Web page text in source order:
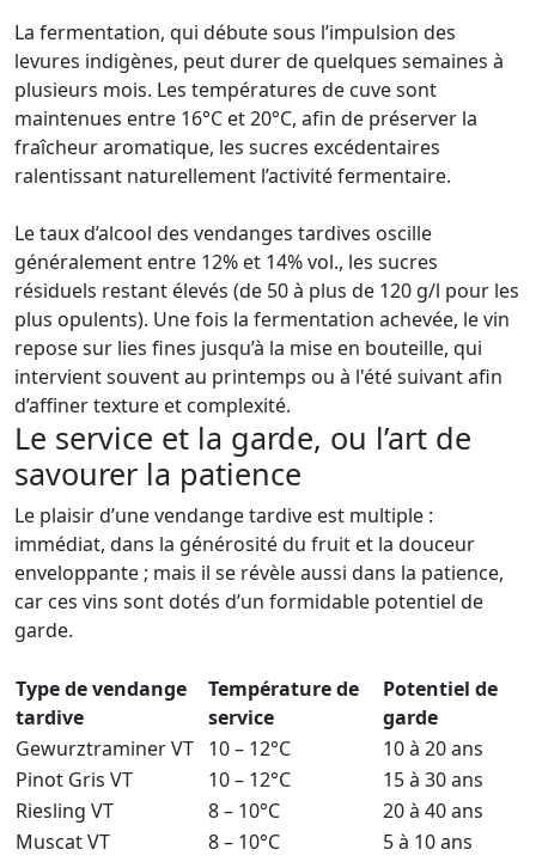
La fermentation, qui débute sous l’impulsion des
levures indigènes, peut durer de quelques semaines à
plusieurs mois. Les températures de cuve sont
maintenues entre 16°C et 20°C, afin de préserver la
fraîcheur aromatique, les sucres excédentaires
ralentissant naturellement l’activité fermentaire.
Le taux d’alcool des vendanges tardives oscille
généralement entre 12% et 14% vol., les sucres
résiduels restant élevés (de 50 à plus de 120 g/l pour les
plus opulents). Une fois la fermentation achevée, le vin
repose sur lies fines jusqu’à la mise en bouteille, qui
intervient souvent au printemps ou à l'été suivant afin
d’affiner texture et complexité.
Le service et la garde, ou l’art de
savourer la patience
Le plaisir d’une vendange tardive est multiple :
immédiat, dans la générosité du fruit et la douceur
enveloppante ; mais il se révèle aussi dans la patience,
car ces vins sont dotés d’un formidable potentiel de
garde.
Type de vendange
tardive
Température de
service
Potentiel de
garde
Gewurztraminer VT 10 – 12°C
10 à 20 ans
Pinot Gris VT
10 – 12°C
15 à 30 ans
Riesling VT
8 – 10°C
20 à 40 ans
Muscat VT
8 – 10°C 5 à 10 ans